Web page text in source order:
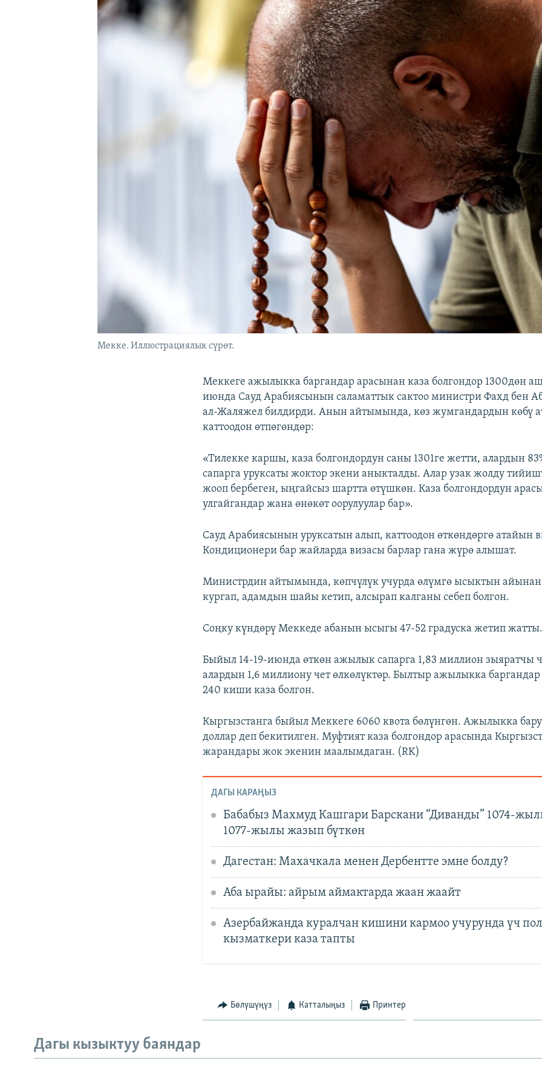
Мекке. Иллюстрациялык сүрөт.
Меккеге ажылыкка баргандар арасынан каза болгондор 1300дөн
июнда Сауд Арабиясынын саламаттык сактоо министри Фахд бен
ал-Жаляжел билдирди. Анын айтымында, көз жумгандардын көбү
каттоодон өтпөгөндөр:
«Тилекке каршы, каза болгондордун саны 1301ге жетти, алардын
сапарга уруксаты жоктор экени аныкталды. Алар узак жолду
жооп бербеген, ыңгайсыз шартта өтүшкөн. Каза болгондордун
улгайгандар жана өнөкөт оорулуулар бар».
Сауд Арабиясынын уруксатын алып, каттоодон өткөндөргө атайын
Кондиционери бар жайларда визасы барлар гана жүрө алышат.
Министрдин айтымында, көпчүлүк учурда өлүмгө ысыктын
кургап, адамдын шайы кетип, алсырап калганы себеп болгон.
Соңку күндөрү Меккеде абанын ысыгы 47-52 градуска жетип жатты.
Быйыл 14-19-июнда өткөн ажылык сапарга 1,83 миллион зыяратчы
алардын 1,6 миллиону чет өлкөлүктөр. Былтыр ажылыкка
240 киши каза болгон.
Кыргызстанга быйыл Меккеге 6060 квота бөлүнгөн. Ажылыкка
доллар деп бекитилген. Муфтият каза болгондор арасында
жарандары жок экенин маалымдаган. (RK)
ДАГЫ КАРАҢЫЗ
Бабабыз Махмуд Кашгари Барскани “Диванды” 1074-
1077-жылы жазып бүткөн
Дагестан: Махачкала менен Дербентте эмне болду?
Аба ырайы: айрым аймактарда жаан жаайт
Азербайжанда куралчан кишини кармоо учурунда үч
кызматкери каза тапты
Бөлүшүңүз Катталыңыз Принтер
Дагы кызыктуу баяндар